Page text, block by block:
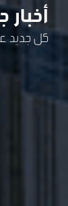
كل جديد